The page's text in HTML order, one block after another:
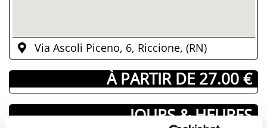
Via Ascoli Piceno, 6, Riccione, (RN)
­ À PARTIR DE 27.00 €
JOURS & HEURES